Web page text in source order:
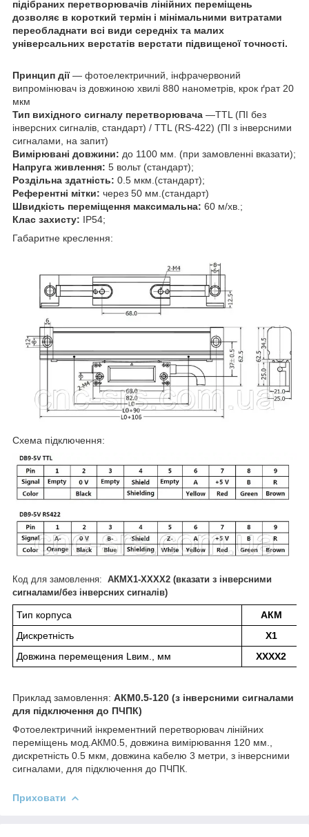
підібраних перетворювачів лінійних переміщень
дозволяє в короткий термін і мінімальними витратами
переобладнати всі види середніх та малих
універсальних верстатів верстати підвищеної точності.
Принцип дії― фотоелектричний, інфрачервоний
випромінювач із довжиною хвилі 880 нанометрів, крок ґрат 20
мкм
Тип вихідного сигналу перетворювача ―TTL (ПІ без
інверсних сигналів, стандарт) / TTL (RS-422) (ПІ з інверсними
сигналами, на запит)
Вимірювані довжини: до 1100 мм. (при замовленні вказати);
Напруга живлення: 5 вольт (стандарт);
Роздільна здатність: 0.5 мкм.(стандарт);
Референтні мітки: через 50 мм.(стандарт)
Швидкість переміщення максимальна: 60 ​​м/хв.;
Клас захисту: IP54;
Габаритне креслення:
Схема підключення:
Код для замовлення: АКМX1-XXXX2 (вказати з інверсними
сигналами/без інверсних сигналів)
Тип корпуса
АКМ
Дискретність
Х1
Довжина перемещения Lвим., мм
XXXX2​
Приклад замовлення: АКМ0.5-120 (з інверсними сигналами
для підключення до ПЧПК)
Фотоелектричний інкрементний перетворювач лінійних
переміщень мод.АКМ0.5, довжина вимірювання 120 мм.,
дискретність 0.5 мкм, довжина кабелю 3 метри, з інверсними
сигналами, для підключення до ПЧПК.
Приховати